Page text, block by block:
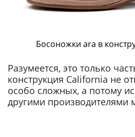
Босоножки ara в
Разумеется, это только
конструкция California не
особо сложных, а потому
другими производителями